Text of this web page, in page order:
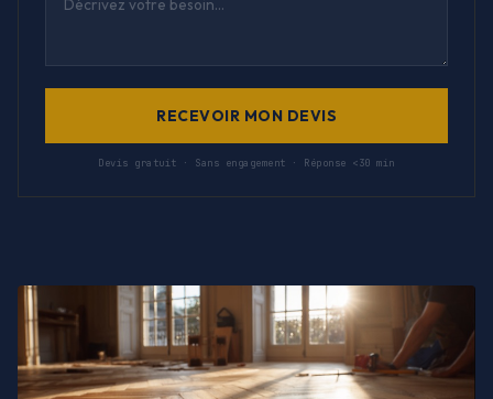
RECEVOIR MON DEVIS
Devis gratuit · Sans engagement · Réponse <30 min